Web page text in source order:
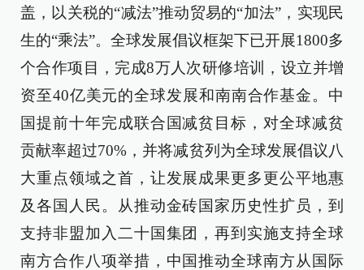
盖，以关税的“减法”推动贸易的“加法”，实现民
生的“乘法”。全球发展倡议框架下已开展1800多
个合作项目，完成8万人次研修培训，设立并增
资至40亿美元的全球发展和南南合作基金。中
国提前十年完成联合国减贫目标，对全球减贫
贡献率超过70%，并将减贫列为全球发展倡议八
大重点领域之首，让发展成果更多更公平地惠
及各国人民。从推动金砖国家历史性扩员，到
支持非盟加入二十国集团，再到实施支持全球
南方合作八项举措，中国推动全球南方从国际